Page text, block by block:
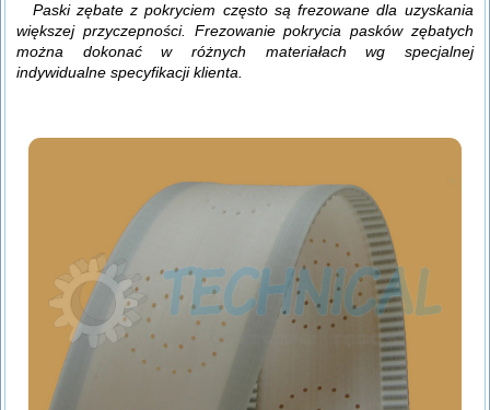
Paski zębate z pokryciem często są frezowane dla uzyskania
większej przyczepności. Frezowanie pokrycia pasków zębatych
można dokonać w różnych materiałach wg specjalnej
indywidualne specyfikacji klienta.